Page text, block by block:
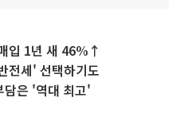
입 1년 새 46%↑
전세' 선택하기도
담은 '역대 최고'